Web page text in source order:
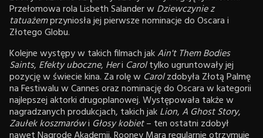
Przełomowa rola Lisbeth Salander w Dziewczynie z
tatuażemprzyniosła jej pierwsze nominacje do Oscara i
Złotego Globu.
Kolejne występy w takich filmach jakAin't Them Bodies
Saints, Efekty uboczne, Heri Caroltylko ugruntowały jej
pozycję w świecie kina. Za rolę w Carolzdobyła Złotą Palmę
na Festiwalu w Cannes oraz nominację do Oscara w kategorii
najlepszej aktorki drugoplanowej. Występowała także w
nagradzanych produkcjach, takich jakLion,A Ghost Story,
Zaułek koszmarówi Głosy kobiet– ten ostatni zdobył